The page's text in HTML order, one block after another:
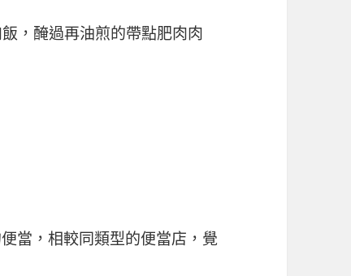
，醃過再油煎的帶點肥肉肉
當，相較同類型的便當店，覺